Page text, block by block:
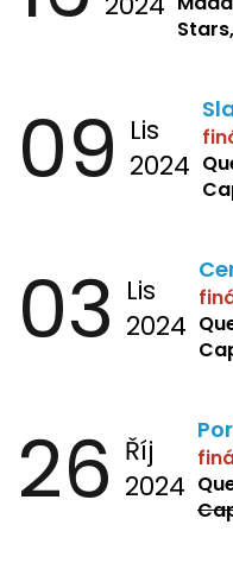
09 Lis
2024
03 Lis
2024
26 Říj
2024